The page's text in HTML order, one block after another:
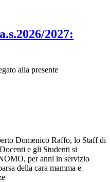
2027:
alla presente
Domenico Raffo, lo Staff di
e gli Studenti si
per anni in servizio
della cara mamma e